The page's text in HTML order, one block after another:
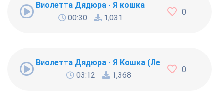
Виолетта Дядюра - Я кошка
00:30
1,031
0
Виолетта Дядюра - Я Кошка (Легкии)
03:12
1,368
0